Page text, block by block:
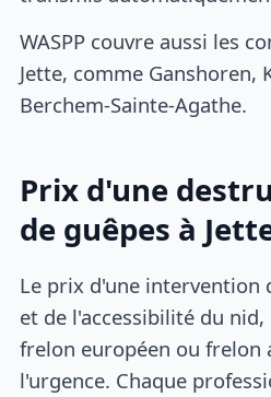
WASPP couvre aussi les
Jette, comme Ganshoren,
Berchem-Sainte-Agathe.
Prix d'une
de guêpes à
Le prix d'une intervention
et de l'accessibilité du nid,
frelon européen ou frelon
l'urgence. Chaque